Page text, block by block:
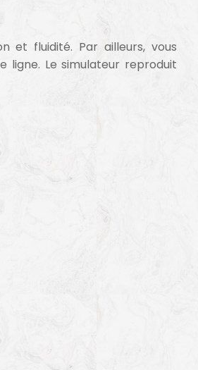
et fluidité. Par ailleurs, vous
ligne. Le simulateur reproduit